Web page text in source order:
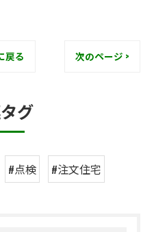
戻る 次のページ >
グ
#点検 #注文住宅